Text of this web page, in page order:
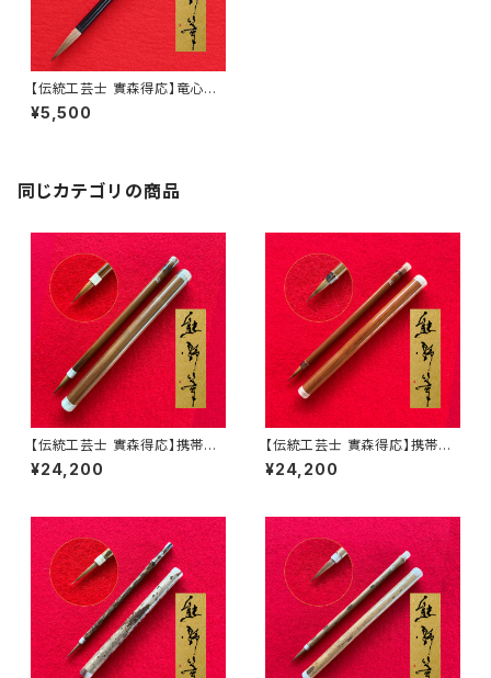
【伝統工芸士 實森得応】竜心
中
¥5,500
同じカテゴリの商品
【伝統工芸士 實森得応】携帯用
筆 矢立 B
¥24,200
【伝統工芸士 實森得応】携帯用
筆 矢立 C
¥24,200